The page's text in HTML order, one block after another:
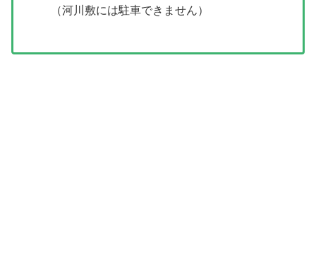
（河川敷には駐車できません）